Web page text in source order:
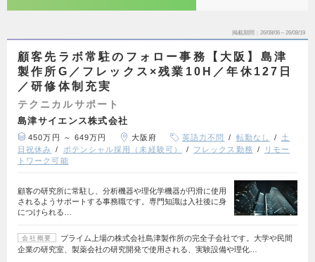
掲載期間 26/08/06～26/08/19
顧客先ラボ常駐のフォロー事務【大阪】島津
製作所G／フレックス×残業10H／年休127日
／研修体制充実
テクニカルサポート
島津サイエンス株式会社
450万円 ～ 649万円 大阪府 英語力不問 転勤なし
土
日祝休み
ポテンシャル採用（未経験可） フレックス勤務
リモー
トワーク可能
顧客の研究所に常駐し、分析機器や理化学機器が円滑に使用
されるようサポートする事務職です。専門知識は入社後に身
につけられる…
会社概要
プライム上場の株式会社島津製作所の完全子会社です。大学や民間
企業の研究室、製薬会社の研究開発で使用される、実験設備や理化…